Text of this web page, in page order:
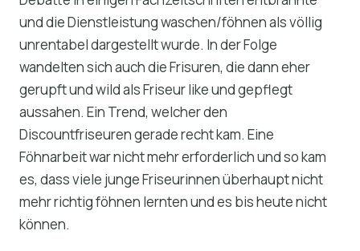
und die Dienstleistung waschen/föhnen als völlig
unrentabel dargestellt wurde. In der Folge
wandelten sich auch die Frisuren, die dann eher
gerupft und wild als Friseur like und gepflegt
aussahen. Ein Trend, welcher den
Discountfriseuren gerade recht kam. Eine
Föhnarbeit war nicht mehr erforderlich und so kam
es, dass viele junge Friseurinnen überhaupt nicht
mehr richtig föhnen lernten und es bis heute nicht
können.